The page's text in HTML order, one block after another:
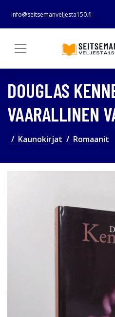
info@seitsemanveljesta150.fi
DOUGLAS
VAARALLINEN
Kaunokirjat Romaanit